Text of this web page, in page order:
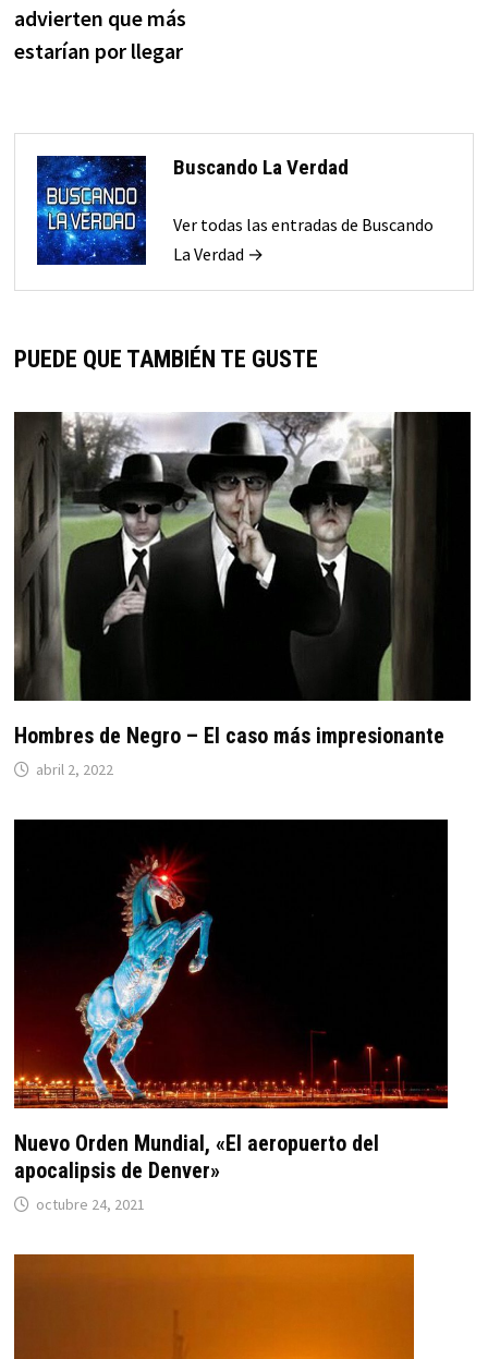
advierten que más
estarían por llegar
Buscando La Verdad
Ver todas las entradas de Buscando
La Verdad →
PUEDE QUE TAMBIÉN TE GUSTE
Hombres de Negro – El caso más impresionante
abril 2, 2022
Nuevo Orden Mundial, «El aeropuerto del
apocalipsis de Denver»
octubre 24, 2021